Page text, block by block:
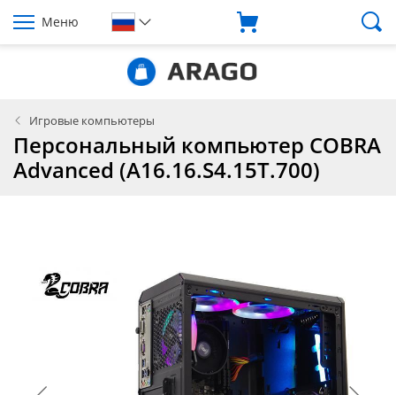
Меню
Игровые компьютеры
Персональный компьютер COBRA
Advanced (A16.16.S4.15T.700)